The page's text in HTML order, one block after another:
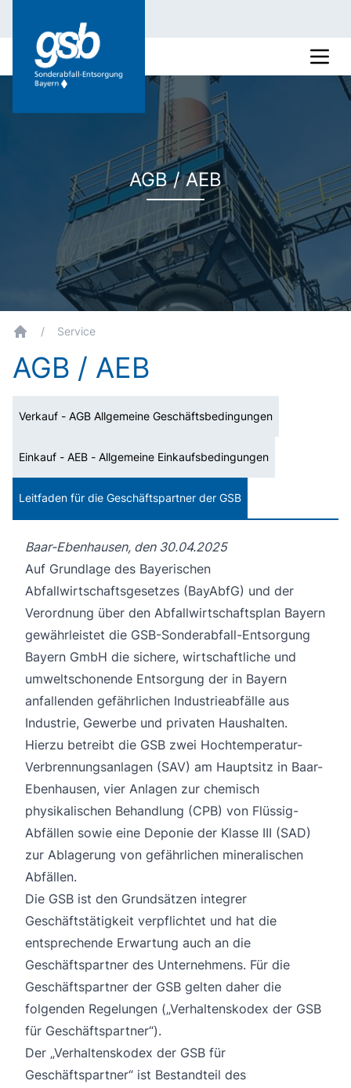
AGB / AEB
/ Service
AGB / AEB
Verkauf - AGB Allgemeine Geschäftsbedingungen
Einkauf - AEB - Allgemeine Einkaufsbedingungen
Leitfaden für die Geschäftspartner der GSB
Baar-Ebenhausen, den 30.04.2025
Auf Grundlage des Bayerischen
Abfallwirtschaftsgesetzes (BayAbfG) und der
Verordnung über den Abfallwirtschaftsplan Bayern
gewährleistet die GSB-Sonderabfall-Entsorgung
Bayern GmbH die sichere, wirtschaftliche und
umweltschonende Entsorgung der in Bayern
anfallenden gefährlichen Industrieabfälle aus
Industrie, Gewerbe und privaten Haushalten.
Hierzu betreibt die GSB zwei Hochtemperatur-
Verbrennungsanlagen (SAV) am Hauptsitz in Baar-
Ebenhausen, vier Anlagen zur chemisch
physikalischen Behandlung (CPB) von Flüssig-
Abfällen sowie eine Deponie der Klasse III (SAD)
zur Ablagerung von gefährlichen mineralischen
Abfällen.
Die GSB ist den Grundsätzen integrer
Geschäftstätigkeit verpflichtet und hat die
entsprechende Erwartung auch an die
Geschäftspartner des Unternehmens. Für die
Geschäftspartner der GSB gelten daher die
folgenden Regelungen („Verhaltenskodex der GSB
für Geschäftspartner“).
Der „Verhaltenskodex der GSB für
Geschäftspartner“ ist Bestandteil des